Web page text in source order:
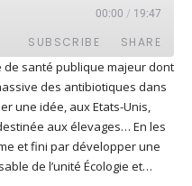
00:00 / 19:47
SUBSCRIBE SHARE
Deezer
PocketCasts
RSS
de santé publique majeur dont
des antibiotiques dans
une idée, aux Etats-Unis,
aux élevages… En les
et fini par développer une
de l’unité Écologie et…